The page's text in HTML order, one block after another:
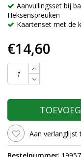
Aanvullingsset bij
Heksenspreuken
Kaartenset met de
€14,60
Aan verlanglijst
Bestelnummer: 19957